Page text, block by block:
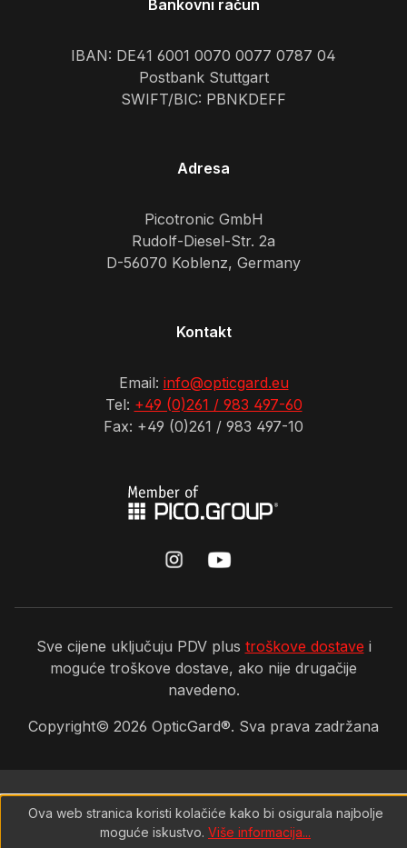
Bankovni račun
IBAN: DE41 6001 0070 0077 0787 04
Postbank Stuttgart
SWIFT/BIC: PBNKDEFF
Adresa
Picotronic GmbH
Rudolf-Diesel-Str. 2a
D-56070 Koblenz, Germany
Kontakt
Email: info@opticgard.eu
Tel: +49 (0)261 / 983 497-60
Fax: +49 (0)261 / 983 497-10
Sve cijene uključuju PDV plus troškove dostave i
moguće troškove dostave, ako nije drugačije
navedeno.
Copyright© 2026 OpticGard®. Sva prava zadržana
Ova web stranica koristi kolačiće kako bi osigurala najbolje
moguće iskustvo. Više informacija...